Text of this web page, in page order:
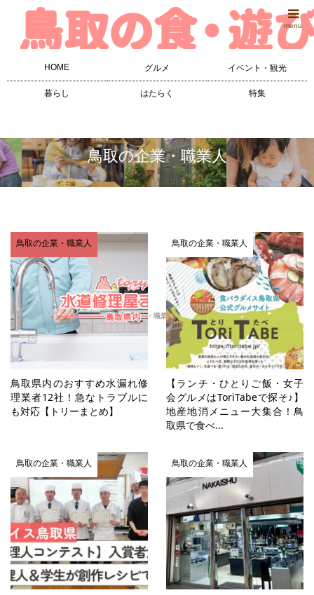
menu
HOME グルメ イベント・観光
暮らし はたらく 特集
鳥取の企業・職業人
ブログ はたらく 鳥取の企業・職業人
鳥取の企業・職業人
鳥取県内のおすすめ水漏れ修
理業者12社！急なトラブルに
も対応【トリーまとめ】
鳥取の企業・職業人
【ランチ・ひとりご飯・女子
会グルメはToriTabeで探そ♪】
地産地消メニュー大集合！鳥
取県で食べ...
鳥取の企業・職業人 鳥取の企業・職業人